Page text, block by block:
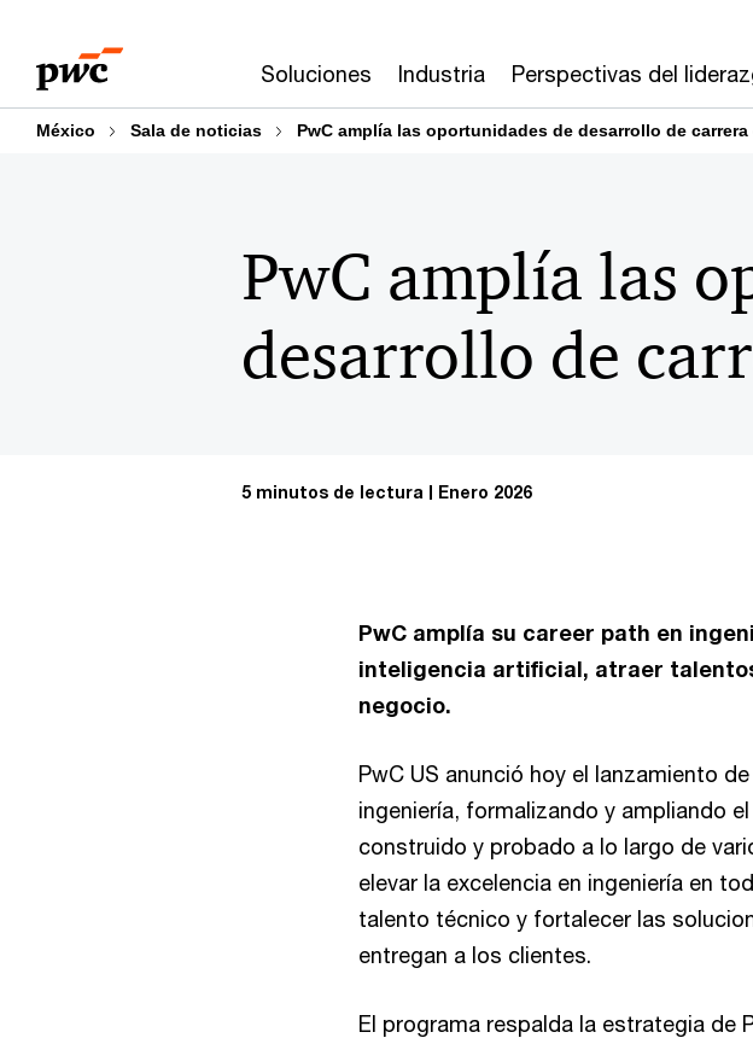
content
footer
Soluciones Industria Perspectivas del
México Sala de noticias PwC amplía las oportunidades de desarrollo de
PwC amplía las
desarrollo de
5 minutos de lectura Enero 2026
PwC amplía su career path en
inteligencia artificial, atraer
negocio.
PwC US anunció hoy el lanzamiento
ingeniería, formalizando y ampliando
construido y probado a lo largo de
elevar la excelencia en ingeniería en
talento técnico y fortalecer las
entregan a los clientes.
El programa respalda la estrategia de